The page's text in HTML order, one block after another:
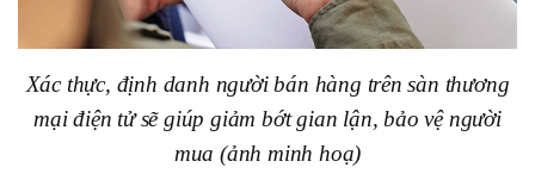
Xác thực, định danh người bán hàng trên sàn thương
mại điện tử sẽ giúp giảm bớt gian lận, bảo vệ người
mua (ảnh minh hoạ)